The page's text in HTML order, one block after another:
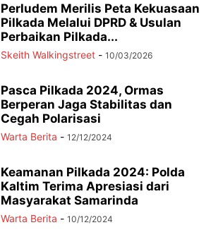
Perludem Merilis Peta Kekuasaan
Pilkada Melalui DPRD & Usulan
Perbaikan Pilkada...
Skeith Walkingstreet - 10/03/2026
Pasca Pilkada 2024, Ormas
Berperan Jaga Stabilitas dan
Cegah Polarisasi
Warta Berita - 12/12/2024
Keamanan Pilkada 2024: Polda
Kaltim Terima Apresiasi dari
Masyarakat Samarinda
Warta Berita - 10/12/2024